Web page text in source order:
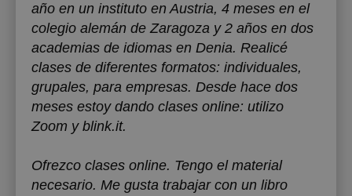
año en un instituto en Austria, 4 meses en el
colegio alemán de Zaragoza y 2 años en dos
academias de idiomas en Denia. Realicé
clases de diferentes formatos: individuales,
grupales, para empresas. Desde hace dos
meses estoy dando clases online: utilizo
Zoom y blink.it.
Ofrezco clases online. Tengo el material
necesario. Me gusta trabajar con un libro